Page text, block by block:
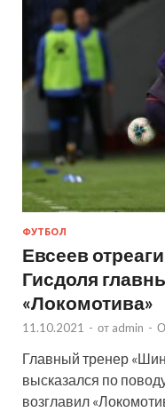
ФУТБОЛ
Евсеев
Гисдоля
«Локомотива»
11.10.2021 - от admin -
Главный тренер
высказался по
возглавил